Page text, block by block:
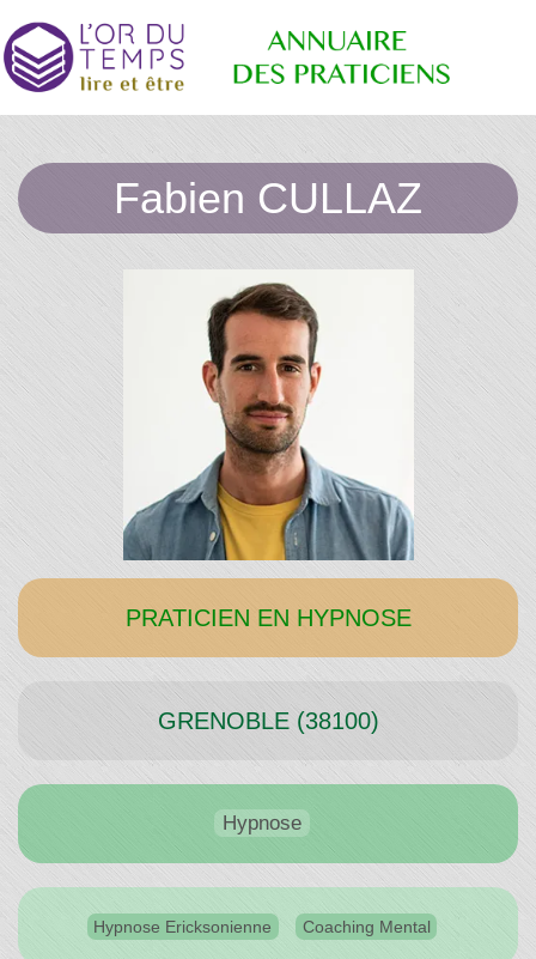
Annuaire
des
Praticiens
"L'Or du
Temps"
praticiens
conseillé
Fabien CULLAZ
PRATICIEN EN HYPNOSE
GRENOBLE (38100)
Hypnose
Hypnose Ericksonienne Coaching Mental